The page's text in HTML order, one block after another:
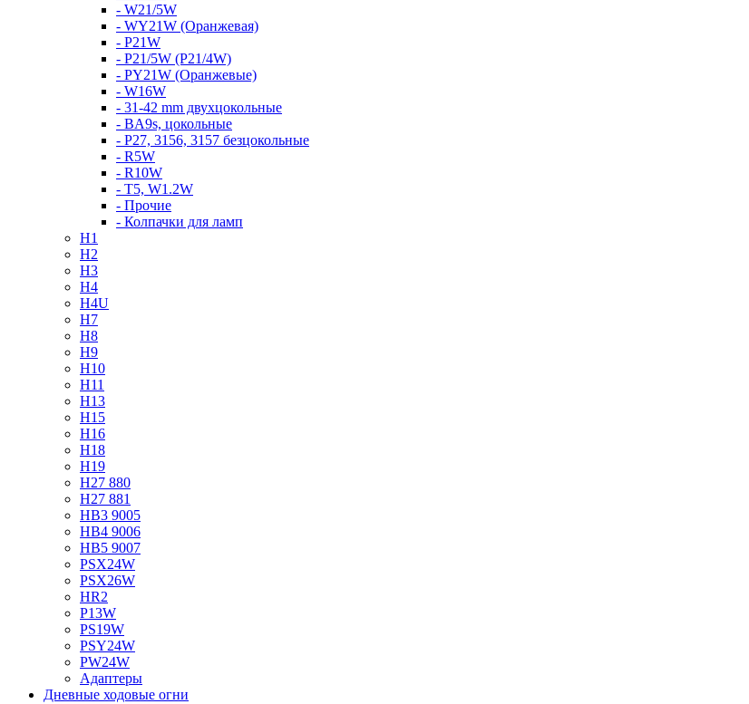
- W21/5W
- WY21W (Оранжевая)
- P21W
- P21/5W (P21/4W)
- PY21W (Оранжевые)
- W16W
- 31-42 mm двухцокольные
- BA9s, цокольные
- P27, 3156, 3157 безцокольные
- R5W
- R10W
- T5, W1.2W
- Прочие
- Колпачки для ламп
H1
H2
H3
H4
H4U
H7
H8
H9
H10
H11
H13
H15
H16
H18
H19
H27 880
H27 881
HB3 9005
HB4 9006
HB5 9007
PSX24W
PSX26W
HR2
P13W
PS19W
PSY24W
PW24W
Адаптеры
Дневные ходовые огни